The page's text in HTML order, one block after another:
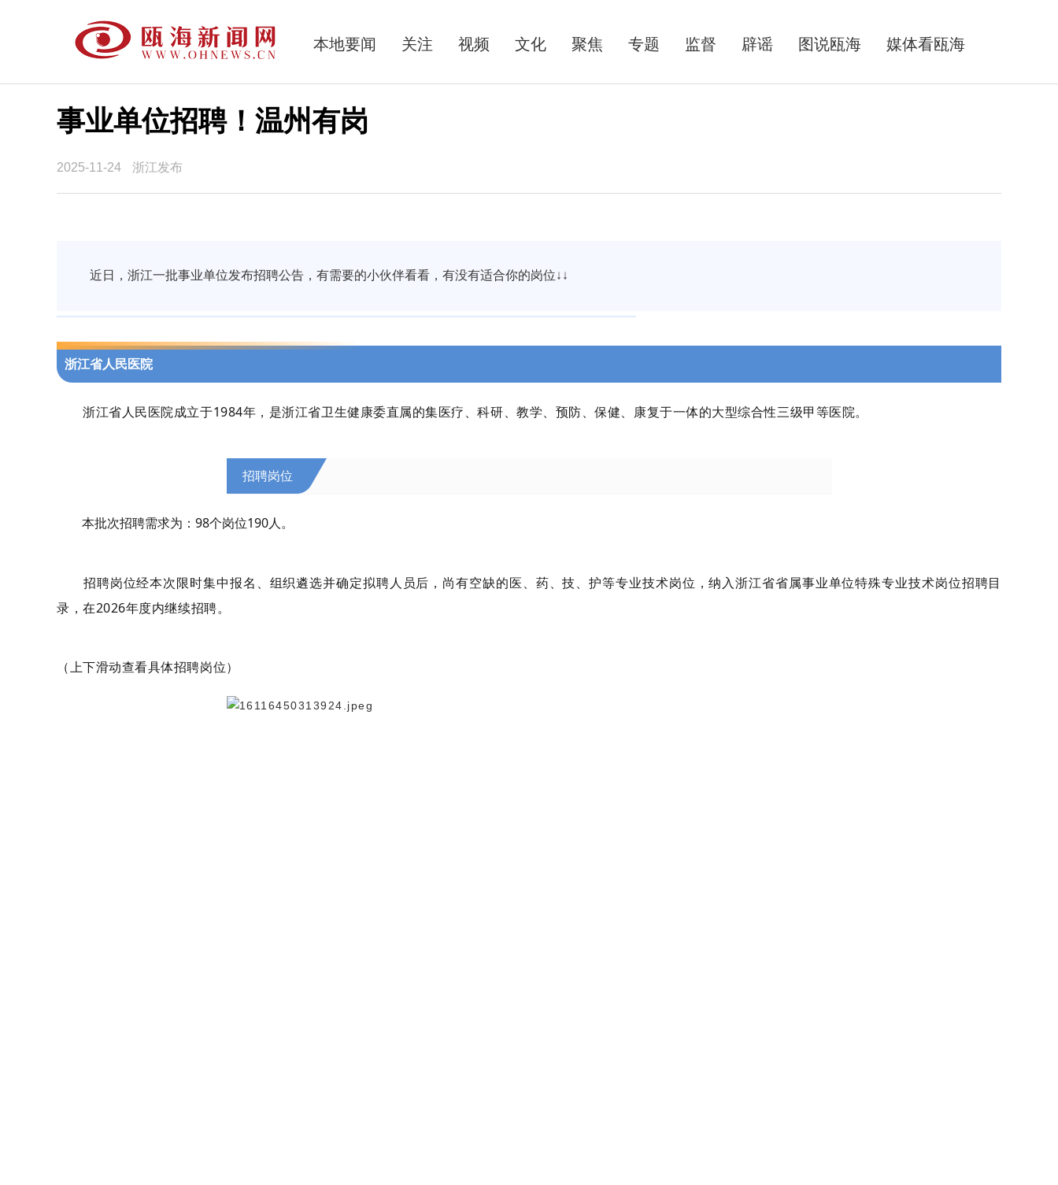
本地要闻 关注 视频 文化 聚焦 专题 监督 辟谣 图说瓯海 媒体看瓯海
事业单位招聘！温州有岗
2025-11-24 浙江发布
近日，浙江一批事业单位发布招聘公告，有需要的小伙伴看看，有没有适合你的岗位↓↓
浙江省人民医院
浙江省人民医院成立于1984年，是浙江省卫生健康委直属的集医疗、科研、教学、预防、保健、康复于一体的大型综合性三级甲等医院。
招聘岗位
本批次招聘需求为：98个岗位190人。
招聘岗位经本次限时集中报名、组织遴选并确定拟聘人员后，尚有空缺的医、药、技、护等专业技术岗位，纳入浙江省省属事业单位特殊专业技术岗位招聘目
录，在2026年度内继续招聘。
（上下滑动查看具体招聘岗位）